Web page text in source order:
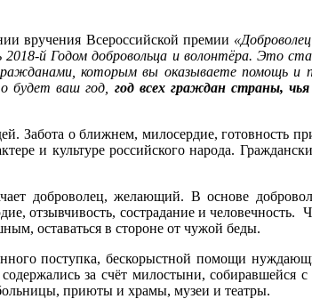
вручения Всероссийской премии
2018-й Годом добровольца и волонтёра. Это
которым вы оказываете помощь и
будет ваш год, год всех граждан страны,
Забота о ближнем, милосердие, готовность
и культуре российского народа.
доброволец, желающий. В основе
отзывчивость, сострадание и
оставаться в стороне от чужой беды.
поступка, бескорыстной помощи
за счёт милостыни, собиравшейся
приюты и храмы, музеи и театры.